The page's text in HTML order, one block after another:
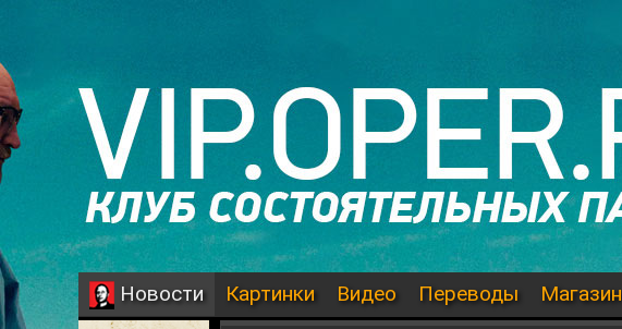
Новости Картинки Видео Переводы Магазин